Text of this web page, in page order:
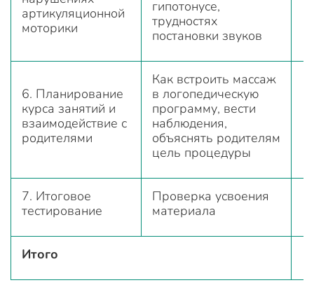
артикуляционной
моторики
гипотонусе,
трудностях
постановки звуков
6. Планирование
курса занятий и
взаимодействие с
родителями
Как встроить массаж
в логопедическую
программу, вести
наблюдения,
объяснять родителям
цель процедуры
7. Итоговое
тестирование
Проверка усвоения
материала
Итого